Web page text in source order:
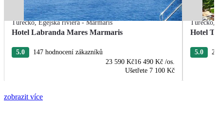
Turecko,Egejská riviéra - Marmaris
Hotel Labranda Mares Marmaris
5.0
147 hodnocení zákazníků
23 590 Kč16 490 Kč /os.
Ušetřete 7 100 Kč
Turecko,
Hotel
5.0
zobrazit více